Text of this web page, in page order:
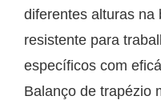
diferentes alturas na
resistente para
específicos com
Balanço de trapézio